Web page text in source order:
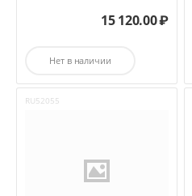
15 120.00₽
Нет в наличии
RU52055